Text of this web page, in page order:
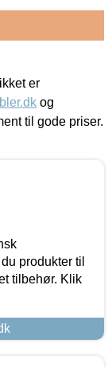
er
og
til gode priser.
produkter til
tilbehør. Klik